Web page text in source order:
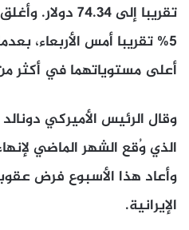
تقريبا إلى
5% تقريبا أمس الأربعاء،
أعلى مستوياتهما في أكثر
وقال الرئيس الأميركي
الذي وُقع الشهر الماضي
وأعاد هذا الأسبوع فرض
الإيرانية.